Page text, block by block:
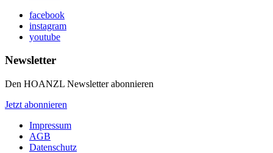
facebook
instagram
youtube
Newsletter
Den HOANZL Newsletter abonnieren
Jetzt abonnieren
Impressum
AGB
Datenschutz